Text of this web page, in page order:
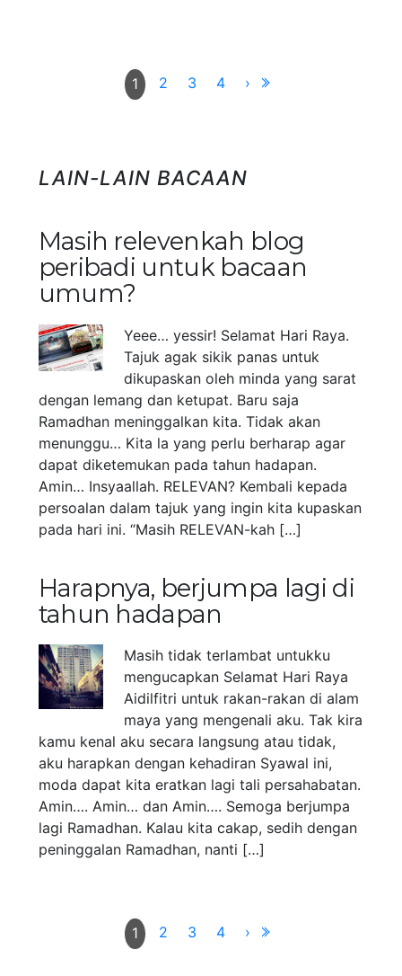
1 2 3 4 ›
LAIN-LAIN BACAAN
Masih relevenkah blog
peribadi untuk bacaan
umum?
Yeee… yessir! Selamat Hari Raya.
Tajuk agak sikik panas untuk
dikupaskan oleh minda yang sarat
dengan lemang dan ketupat. Baru saja
Ramadhan meninggalkan kita. Tidak akan
menunggu… Kita la yang perlu berharap agar
dapat diketemukan pada tahun hadapan.
Amin… Insyaallah. RELEVAN? Kembali kepada
persoalan dalam tajuk yang ingin kita kupaskan
pada hari ini. “Masih RELEVAN-kah […]
Harapnya, berjumpa lagi di
tahun hadapan
Masih tidak terlambat untukku
mengucapkan Selamat Hari Raya
Aidilfitri untuk rakan-rakan di alam
maya yang mengenali aku. Tak kira
kamu kenal aku secara langsung atau tidak,
aku harapkan dengan kehadiran Syawal ini,
moda dapat kita eratkan lagi tali persahabatan.
Amin…. Amin… dan Amin…. Semoga berjumpa
lagi Ramadhan. Kalau kita cakap, sedih dengan
peninggalan Ramadhan, nanti […]
1 2 3 4 ›